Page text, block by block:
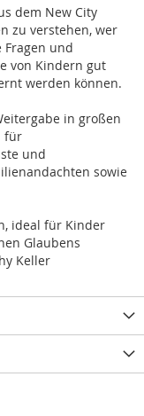
dem New City
zu verstehen, wer
Fragen und
von Kindern gut
werden können.
in großen
für
und
sowie
ideal für Kinder
Glaubens
Keller